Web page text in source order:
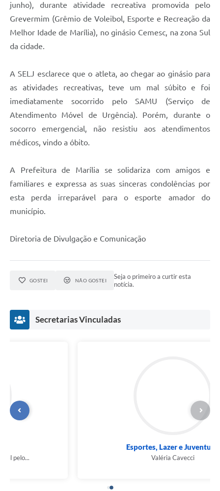
junho), durante atividade recreativa promovida pelo
Grevermim (Grêmio de Voleibol, Esporte e Recreação da
Melhor Idade de Marília), no ginásio Cemesc, na zona Sul
da cidade.
A SELJ esclarece que o atleta, ao chegar ao ginásio para
as atividades recreativas, teve um mal súbito e foi
imediatamente socorrido pelo SAMU (Serviço de
Atendimento Móvel de Urgência). Porém, durante o
socorro emergencial, não resistiu aos atendimentos
médicos, vindo a óbito.
A Prefeitura de Marília se solidariza com amigos e
familiares e expressa as suas sinceras condolências por
esta perda irreparável para o esporte amador do
município.
Diretoria de Divulgação e Comunicação
GOSTEI NÃO GOSTEI
Seja o primeiro a curtir esta
notícia.
Secretarias Vinculadas
Esportes, Lazer e Juventude